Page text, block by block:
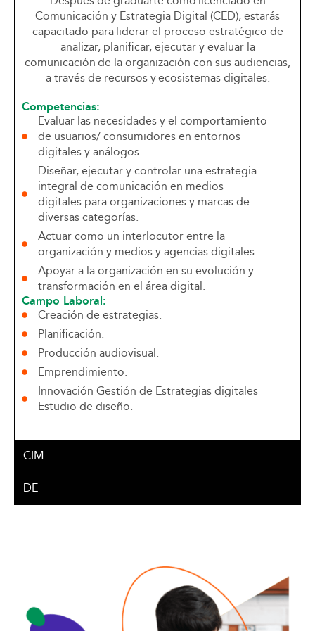
Comunicación y Estrategia Digital (CED), estarás
capacitado para liderar el proceso estratégico de
analizar, planificar, ejecutar y evaluar la
comunicación de la organización con sus audiencias,
a través de recursos y ecosistemas digitales.
Competencias:
Evaluar las necesidades y el comportamiento
de usuarios/ consumidores en entornos
digitales y análogos.
Diseñar, ejecutar y controlar una estrategia
integral de comunicación en medios
digitales para organizaciones y marcas de
diversas categorías.
Actuar como un interlocutor entre la
organización y medios y agencias digitales.
Apoyar a la organización en su evolución y
transformación en el área digital.
Campo Laboral:
Creación de estrategias.
Planificación.
Producción audiovisual.
Emprendimiento.
Innovación Gestión de Estrategias digitales
Estudio de diseño.
CIM
DE